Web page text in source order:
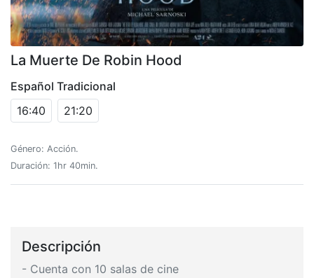
La Muerte De Robin Hood
Español Tradicional
16:40
21:20
Género: Acción.
Duración: 1hr 40min.
Descripción
- Cuenta con 10 salas de cine